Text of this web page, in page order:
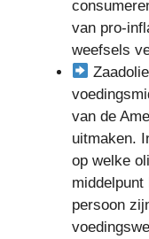
van pro-
weefsels
van de
uitmaken.
op welke
middelpunt
persoon